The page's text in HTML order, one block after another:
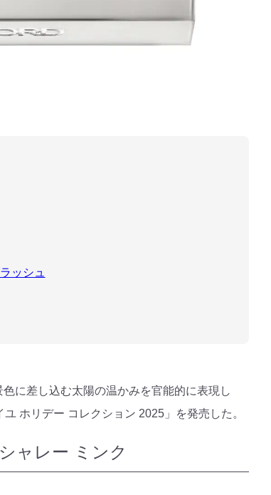
ッシュ
に差し込む太陽の温かみを官能的に表現し
ホリデー コレクション 2025」を発売した。
ャレー ミンク